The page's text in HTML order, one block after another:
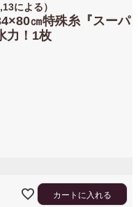
による）
㎝特殊糸『スーパ
力！1枚
カートに入れる